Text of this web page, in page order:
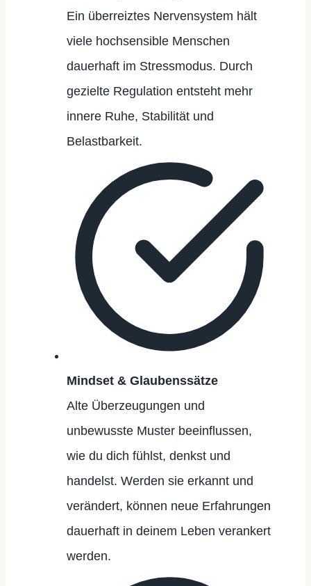
Ein überreiztes Nervensystem hält
viele hochsensible Menschen
dauerhaft im Stressmodus. Durch
gezielte Regulation entsteht mehr
innere Ruhe, Stabilität und
Belastbarkeit.
Mindset & Glaubenssätze
Alte Überzeugungen und
unbewusste Muster beeinflussen,
wie du dich fühlst, denkst und
handelst. Werden sie erkannt und
verändert, können neue Erfahrungen
dauerhaft in deinem Leben verankert
werden.